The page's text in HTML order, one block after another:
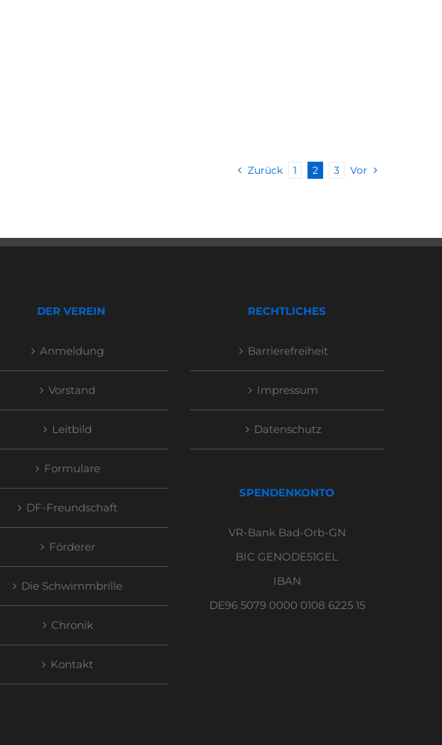
Zurück 1 2 3 Vor
DER VEREIN
Anmeldung
Vorstand
Leitbild
Formulare
DF-Freundschaft
Förderer
Die Schwimmbrille
Chronik
Kontakt
RECHTLICHES
Barrierefreiheit
Impressum
Datenschutz
SPENDENKONTO
VR-Bank Bad-Orb-GN
BIC GENODE51GEL
IBAN
DE96 5079 0000 0108 6225 15